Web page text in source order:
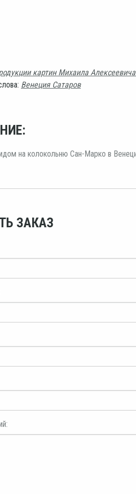
картин Михаила
Венеция Сатаров
на колокольню Сан-Марко в
ЗАКАЗ